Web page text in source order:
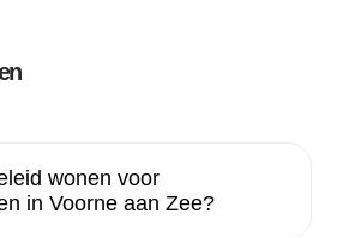
wonen voor
in Voorne aan Zee?